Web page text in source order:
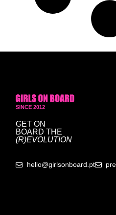
SINCE 2012
GET ON
BOARD THE
(R)EVOLUTION
hello@girlsonboard.pt